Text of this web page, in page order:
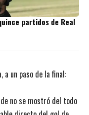
partidos de Real
a un paso de la final:
no se mostró del todo